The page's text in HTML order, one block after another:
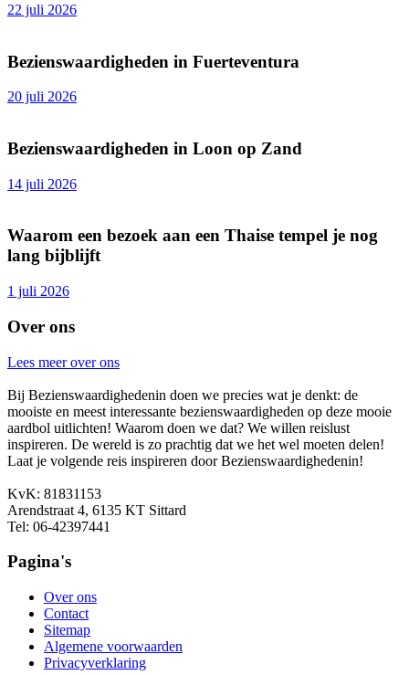
22 juli 2026
Bezienswaardigheden in Fuerteventura
20 juli 2026
Bezienswaardigheden in Loon op Zand
14 juli 2026
Waarom een bezoek aan een Thaise tempel je nog
lang bijblijft
1 juli 2026
Over ons
Lees meer over ons
Bij Bezienswaardighedenin doen we precies wat je denkt: de
mooiste en meest interessante bezienswaardigheden op deze mooie
aardbol uitlichten! Waarom doen we dat? We willen reislust
inspireren. De wereld is zo prachtig dat we het wel moeten delen!
Laat je volgende reis inspireren door Bezienswaardighedenin!
KvK: 81831153
Arendstraat 4, 6135 KT Sittard
Tel: 06-42397441
Pagina's
Over ons
Contact
Sitemap
Algemene voorwaarden
Privacyverklaring